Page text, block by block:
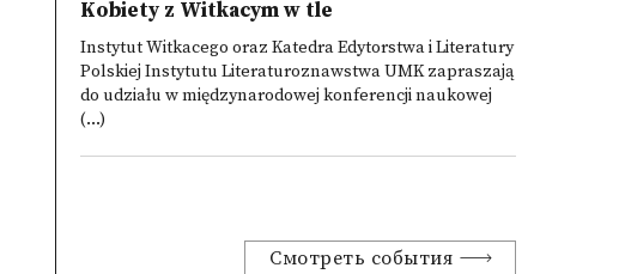
Kobiety z Witkacym w tle
Instytut Witkacego oraz Katedra Edytorstwa i Literatury
Polskiej Instytutu Literaturoznawstwa UMK zapraszają
do udziału w międzynarodowej konferencji naukowej
(...)
Смотреть события